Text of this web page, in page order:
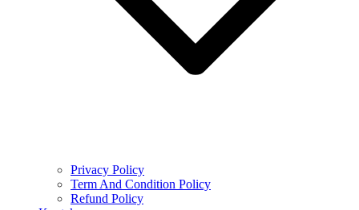
Privacy Policy
Term And Condition Policy
Refund Policy